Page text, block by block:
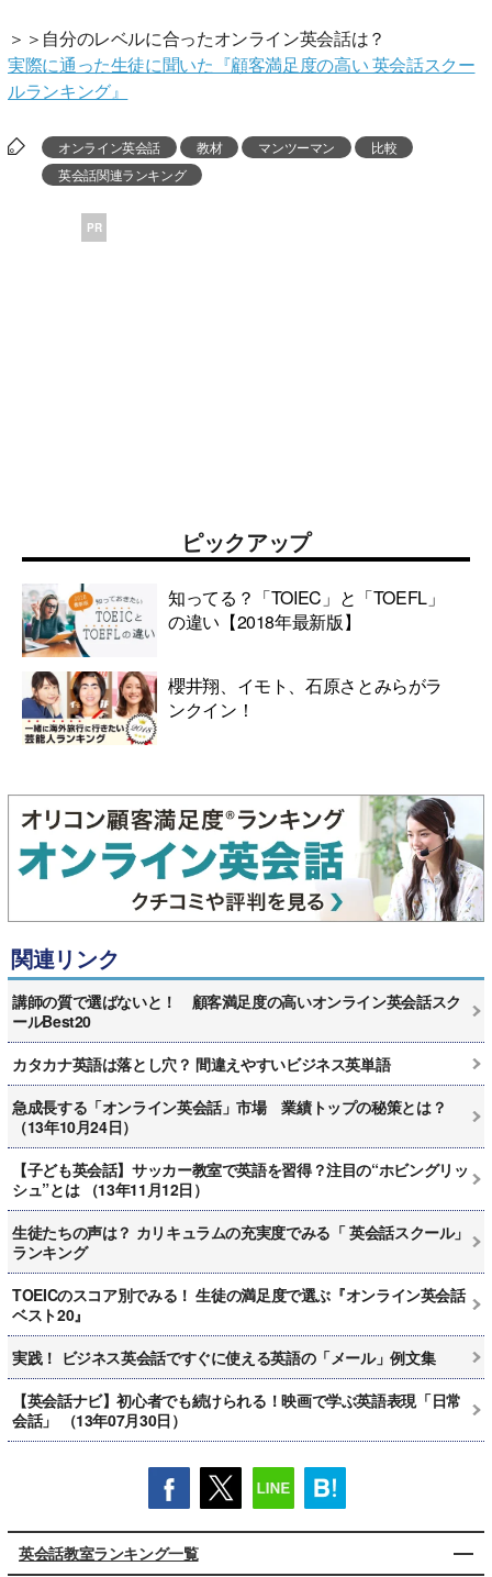
＞＞自分のレベルに合ったオンライン英会話は？
実際に通った生徒に聞いた『顧客満足度の高い 英会話スクー
ルランキング』
オンライン英会話 教材 マンツーマン
比較
英会話関連ランキング
PR
ピックアップ
知ってる？「TOIEC」と「TOEFL」
の違い【2018年最新版】
櫻井翔、イモト、石原さとみらがラ
ンクイン！
関連リンク
講師の質で選ばないと！ 顧客満足度の高いオンライン英会話スク
ールBest20
カタカナ英語は落とし穴？ 間違えやすいビジネス英単語
急成長する「オンライン英会話」市場 業績トップの秘策とは？
（13年10月24日）
【子ども英会話】サッカー教室で英語を習得？注目の“ホビングリッ
シュ”とは （13年11月12日）
生徒たちの声は？ カリキュラムの充実度でみる「 英会話スクール」
ランキング
TOEICのスコア別でみる！ 生徒の満足度で選ぶ『オンライン英会話
ベスト20』
実践！ ビジネス英会話ですぐに使える英語の「メール」例文集
【英会話ナビ】初心者でも続けられる！映画で学ぶ英語表現「日常
会話」 （13年07月30日）
英会話教室ランキング一覧